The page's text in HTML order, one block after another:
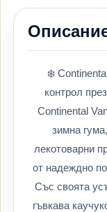
❄️
контрол
Continental
зимна
лекотоварни
от надеждно
Със своята
гъвкава